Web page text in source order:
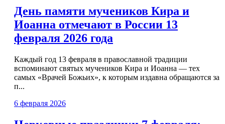
День памяти мучеников Кира и
Иоанна отмечают в России 13
февраля 2026 года
Каждый год 13 февраля в православной традиции
вспоминают святых мучеников Кира и Иоанна — тех
самых «Врачей Божьих», к которым издавна обращаются за
п...
6 февраля 2026